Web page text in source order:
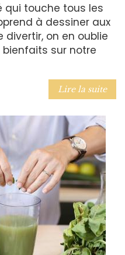
qui touche tous les
à dessiner aux
on en oublie
bienfaits sur notre
Lire la suite